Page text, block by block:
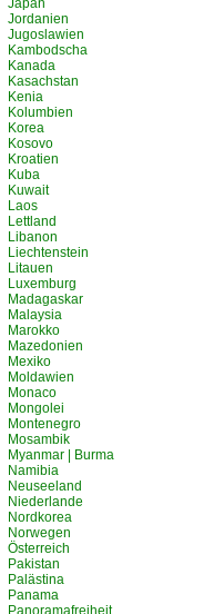
Japan
Jordanien
Jugoslawien
Kambodscha
Kanada
Kasachstan
Kenia
Kolumbien
Korea
Kosovo
Kroatien
Kuba
Kuwait
Laos
Lettland
Libanon
Liechtenstein
Litauen
Luxemburg
Madagaskar
Malaysia
Marokko
Mazedonien
Mexiko
Moldawien
Monaco
Mongolei
Montenegro
Mosambik
Myanmar | Burma
Namibia
Neuseeland
Niederlande
Nordkorea
Norwegen
Österreich
Pakistan
Palästina
Panama
Panoramafreiheit